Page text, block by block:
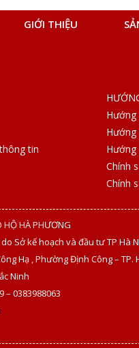
GIỚI THIỆU
tin
Hướng
Chính
Chính
HỘ HÀ PHƯƠNG
Sở kế hoạch và đầu tư TP Hà
Hạ , Phường Định Công – TP.
Ninh
– 0383988063